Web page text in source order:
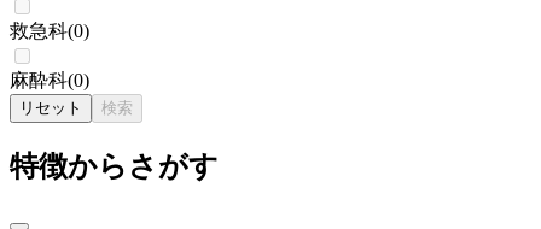
救急科(0)
麻酔科(0)
リセット 検索
特徴からさがす